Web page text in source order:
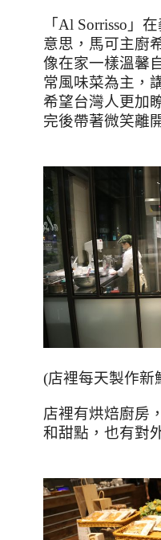
「 Al Sorrisso 」
意思，馬可主廚
像在家一樣溫馨
常風味菜為主，
希望台灣人更加
完後帶著微笑離
(店裡每天製作新
店裡有烘焙廚房
和甜點，也有對